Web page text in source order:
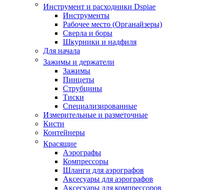
Инструмент и расходники Dspiae
Инструменты
Рабочее место (Органайзеры)
Сверла и боры
Шкурники и надфиля
Для начала
Зажимы и держатели
Зажимы
Пинцеты
Струбцины
Тиски
Специализированные
Измерительные и разметочные
Кисти
Контейнеры
Красящие
Аэрографы
Компрессоры
Шланги для аэрографов
Аксесуары для аэрографов
Аксесуары для компрессоров